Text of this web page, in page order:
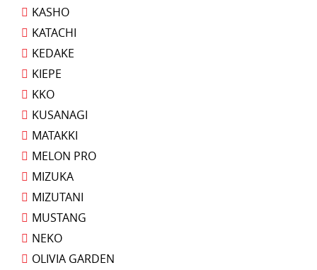
KASHO
KATACHI
KEDAKE
KIEPE
KKO
KUSANAGI
MATAKKI
MELON PRO
MIZUKA
MIZUTANI
MUSTANG
NEKO
OLIVIA GARDEN